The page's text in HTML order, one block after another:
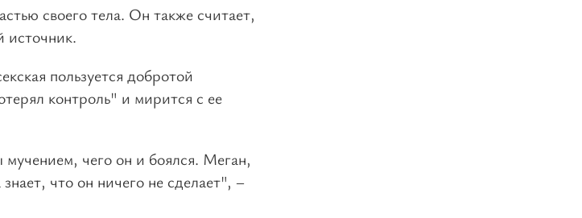
своего тела. Он также считает,
источник.
пользуется добротой
контроль" и мирится с ее
чего он и боялся. Меган,
что он ничего не сделает", –